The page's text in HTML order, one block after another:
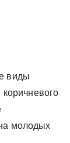
виды
молодых